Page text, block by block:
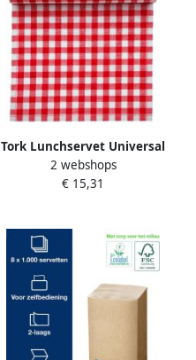
Tork Lunchservet Universal
1 4 vouw 1-laags
328x325mm 400 vel bistro
2 webshops
€ 15,31